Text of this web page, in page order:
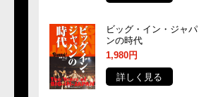
ビッグ・イン・ジャパ
ンの時代
1,980円
詳しく見る